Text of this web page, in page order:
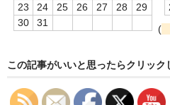
23
24 25 26 27 28
29
30
31
(
この記事がいいと思ったらクリッ